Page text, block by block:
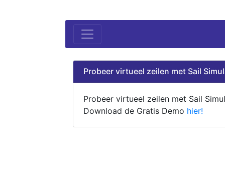
Probeer virtueel zeilen met Sail
Probeer virtueel zeilen met Sail
Download de Gratis Demo hier!